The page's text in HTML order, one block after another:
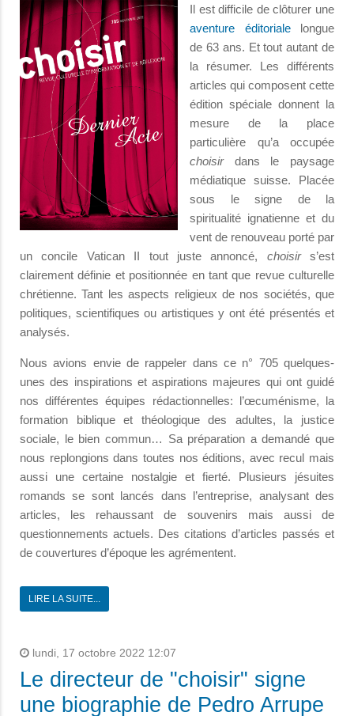
Il est difficile de clôturer une
aventure éditorialelongue
de 63 ans. Et tout autant de
la résumer. Les différents
articles qui composent cette
édition spéciale donnent la
mesure de la place
particulière qu’a occupée
choisirdans le paysage
médiatique suisse. Placée
sous le signe de la
spiritualité ignatienne et du
vent de renouveau porté par
un concile Vatican II tout juste annoncé, choisirs’est
clairement définie et positionnée en tant que revue culturelle
chrétienne. Tant les aspects religieux de nos sociétés, que
politiques, scientifiques ou artistiques y ont été présentés et
analysés.
Nous avions envie de rappeler dans ce n° 705 quelques-
unes des inspirations et aspirations majeures qui ont guidé
nos différentes équipes rédactionnelles: l’œcuménisme, la
formation biblique et théologique des adultes, la justice
sociale, le bien commun… Sa préparation a demandé que
nous replongions dans toutes nos éditions, avec recul mais
aussi une certaine nostalgie et fierté. Plusieurs jésuites
romands se sont lancés dans l’entreprise, analysant des
articles, les rehaussant de souvenirs mais aussi de
questionnements actuels. Des citations d’articles passés et
de couvertures d’époque les agrémentent.
LIRE LA SUITE...
lundi, 17 octobre 2022 12:07
Le directeur de "choisir" signe
une biographie de Pedro Arrupe